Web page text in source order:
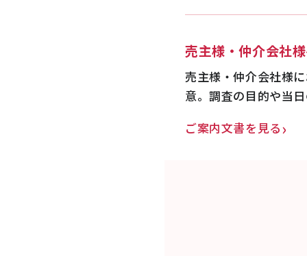
売主様・仲介会社
売主様・仲介会社様
意。調査の目的や当
ご案内文書を見る